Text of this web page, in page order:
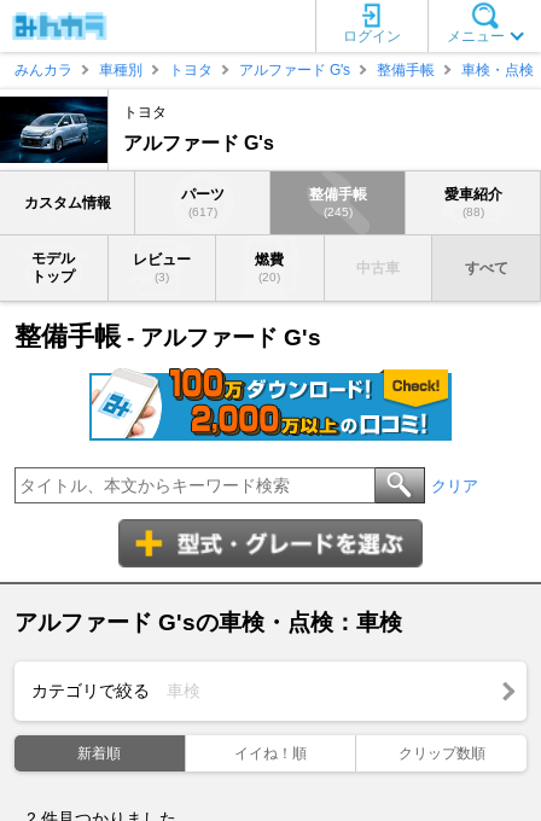
メニュー
ログイン
みんカラ
車種別 トヨタ アルファード G's 整備手帳 車検・点検
トヨタ
アルファード G's
カスタム情報 パーツ
(617)
整備手帳
(245)
愛車紹介
(88)
モデル
トップ
レビュー
(3)
燃費
(20)
中古車 すべて
整備手帳 - アルファード G's
クリア
アルファード G'sの車検・点検：車検
カテゴリで絞る 車検
新着順 イイね！順 クリップ数順